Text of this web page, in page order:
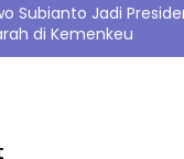
Subianto Jadi
di Kemenkeu